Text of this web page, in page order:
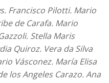
Francisco Pilotti. Mario
de Carafa. Mario
Stella Maris
Quiroz. Vera da Silva
Vásconez. María Elisa
los Angeles Carazo. Ana